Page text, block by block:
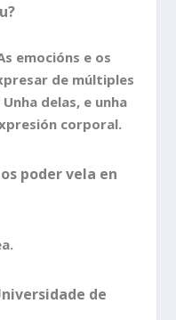
emocións e os
de múltiples
delas, e unha
corporal.
poder vela en
de